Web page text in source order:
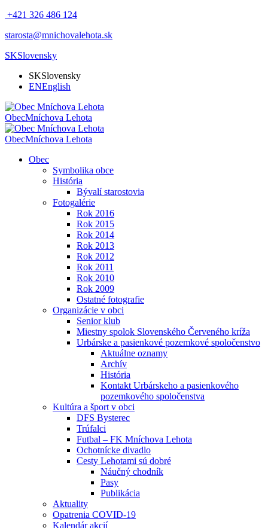
+421 326 486 124
starosta@mnichovalehota.sk
SKSlovensky
SKSlovensky
ENEnglish
ObecMníchova Lehota
ObecMníchova Lehota
Obec
Symbolika obce
História
Bývalí starostovia
Fotogalérie
Rok 2016
Rok 2015
Rok 2014
Rok 2013
Rok 2012
Rok 2011
Rok 2010
Rok 2009
Ostatné fotografie
Organizácie v obci
Senior klub
Miestny spolok Slovenského Červeného kríža
Urbárske a pasienkové pozemkové spoločenstvo
Aktuálne oznamy
Archív
História
Kontakt Urbárskeho a pasienkového
pozemkového spoločenstva
Kultúra a šport v obci
DFS Bysterec
Trúfalci
Futbal – FK Mníchova Lehota
Ochotnícke divadlo
Cesty Lehotami sú dobré
Náučný chodník
Pasy
Publikácia
Aktuality
Opatrenia COVID-19
Kalendár akcií